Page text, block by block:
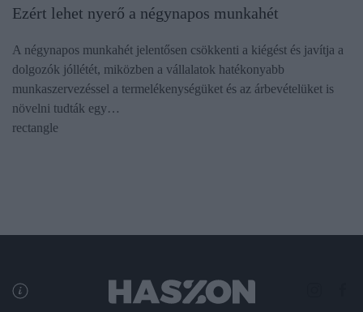
Ezért lehet nyerő a négynapos munkahét
A négynapos munkahét jelentősen csökkenti a kiégést és javítja a
dolgozók jóllétét, miközben a vállalatok hatékonyabb
munkaszervezéssel a termelékenységüket és az árbevételüket is
növelni tudták egy…
rectangle